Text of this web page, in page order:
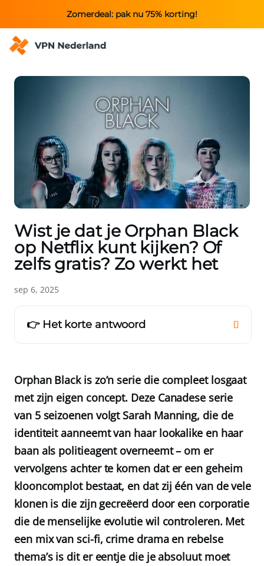
Zomerdeal: pak nu 75% korting!
Wist je dat je Orphan Black
op Netflix kunt kijken? Of
zelfs gratis? Zo werkt het
sep 6, 2025
👉 Het korte antwoord
Orphan Black is zo’n serie die compleet losgaat
met zijn eigen concept. Deze Canadese serie
van 5 seizoenen volgt Sarah Manning, die de
identiteit aanneemt van haar lookalike en haar
baan als politieagent overneemt – om er
vervolgens achter te komen dat er een geheim
klooncomplot bestaat, en dat zij één van de vele
klonen is die zijn gecreëerd door een corporatie
die de menselijke evolutie wil controleren. Met
een mix van sci-fi, crime drama en rebelse
thema’s is dit er eentje die je absoluut moet